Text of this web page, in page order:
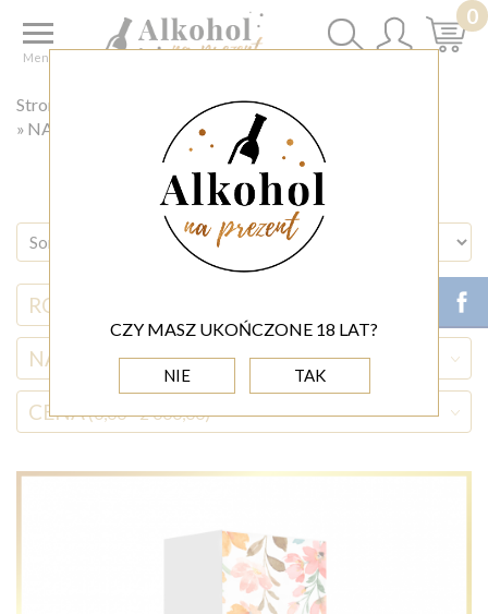
CZY MASZ UKOŃCZONE 18 LAT?
NIE TAK
0
Menu
Strona główna
PUDEŁKA Z DEDYKACJĄ
NA KAŻDĄ OKAZJĘ
RODZAJ ALKOHOLU
NAZWA ALKOHOLU
CENA(0,00 - 2 000,00)